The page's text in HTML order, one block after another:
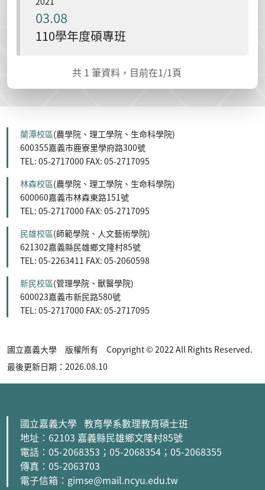
03.08
110學年度碩專班
共 1 筆資料，目前在1/1頁
蘭潭校區(農學院、理工學院、生命科學院)
600355嘉義市鹿寮里學府路300號
TEL: 05-2717000 FAX: 05-2717095
林森校區(農學院、理工學院、生命科學院)
600060嘉義市林森東路151號
TEL: 05-2717000 FAX: 05-2717095
民雄校區(師範學院、人文藝術學院)
621302嘉義縣民雄鄉文隆村85號
TEL: 05-2263411 FAX: 05-2060598
新民校區(管理學院、獸醫學院)
600023嘉義市新民路580號
TEL: 05-2717000 FAX: 05-2717095
國立嘉義大學 版權所有 Copyright © 2022 All Rights Reserved.
最後更新日期：2026.08.10
國立嘉義大學 教育學系數理教育碩士班
地址：62103 嘉義縣民雄鄉文隆村85號
電話：05-2068353 ；05-2068354 ；05-2068355
傳真：05-2063703
電子信箱：gimse@mail.ncyu.edu.tw